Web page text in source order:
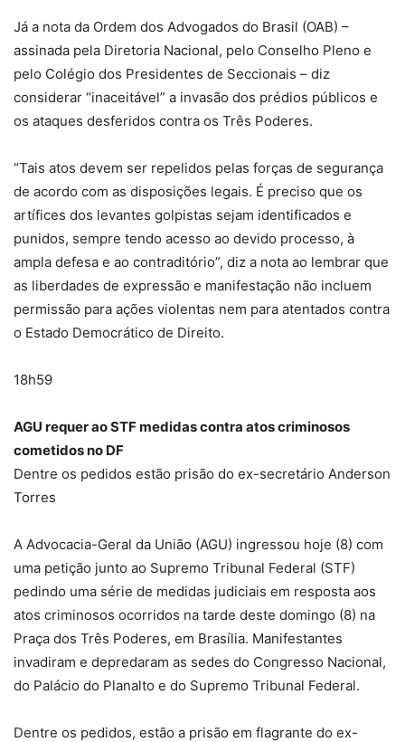
Já a nota da Ordem dos Advogados do Brasil (OAB) –
assinada pela Diretoria Nacional, pelo Conselho Pleno e
pelo Colégio dos Presidentes de Seccionais – diz
considerar “inaceitável” a invasão dos prédios públicos e
os ataques desferidos contra os Três Poderes.
“Tais atos devem ser repelidos pelas forças de segurança
de acordo com as disposições legais. É preciso que os
artífices dos levantes golpistas sejam identificados e
punidos, sempre tendo acesso ao devido processo, à
ampla defesa e ao contraditório”, diz a nota ao lembrar que
as liberdades de expressão e manifestação não incluem
permissão para ações violentas nem para atentados contra
o Estado Democrático de Direito.
18h59
AGU requer ao STF medidas contra atos criminosos
cometidos no DF
Dentre os pedidos estão prisão do ex-secretário Anderson
Torres
A Advocacia-Geral da União (AGU) ingressou hoje (8) com
uma petição junto ao Supremo Tribunal Federal (STF)
pedindo uma série de medidas judiciais em resposta aos
atos criminosos ocorridos na tarde deste domingo (8) na
Praça dos Três Poderes, em Brasília. Manifestantes
invadiram e depredaram as sedes do Congresso Nacional,
do Palácio do Planalto e do Supremo Tribunal Federal.
Dentre os pedidos, estão a prisão em flagrante do ex-